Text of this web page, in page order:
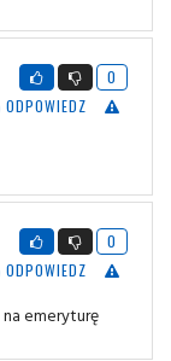
0
ODPOWIEDZ
0
ODPOWIEDZ
emeryturę